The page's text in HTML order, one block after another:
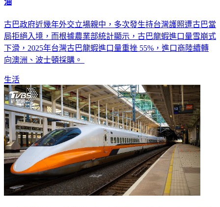
油
古巴政府近幾年外交立場親中，多次發生持台灣護照遭古巴當
局拒絕入境，而根據農業部統計顯示，古巴龍蝦進口量雪崩式
下滑，2025年台灣古巴龍蝦進口量重挫 55%，進口商陸續轉
向澳洲、波士頓採購。
生活